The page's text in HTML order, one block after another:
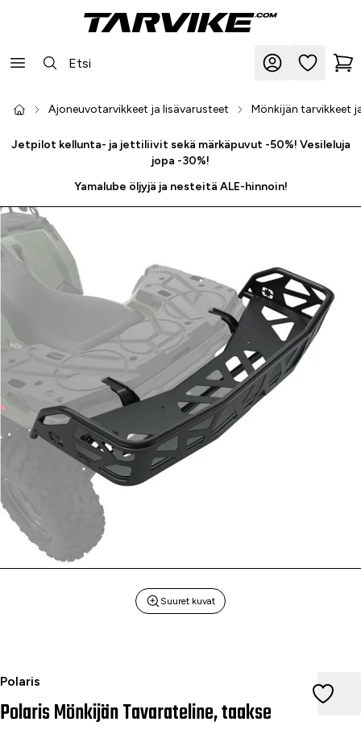
Ajoneuvotarvikkeet ja lisävarusteet Mönkijän tarvikkeet
Jetpilot kellunta- ja jettiliivit sekä märkäpuvut -50%! Vesileluja
jopa -30%!
Yamalube öljyjä ja nesteitä ALE-hinnoin!
Suuret kuvat
Polaris
Polaris Mönkijän Tavarateline, taakse
Polaris Mönkijän Tavarateline, taakse